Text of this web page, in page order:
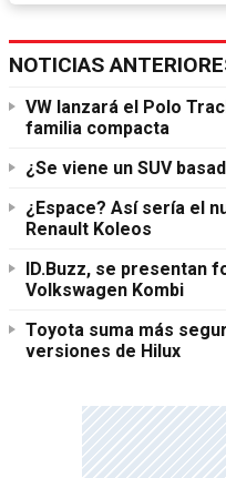
NOTICIAS
VW lanzará el Polo
familia compacta
¿Se viene un SUV
¿Espace? Así sería el
Renault Koleos
ID.Buzz, se presentan
Volkswagen Kombi
Toyota suma más
versiones de Hilux